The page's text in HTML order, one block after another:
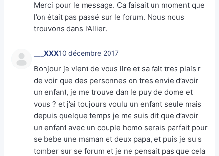
Merci pour le message. Ca faisait un moment que
l’on était pas passé sur le forum. Nous nous
trouvons dans l’Allier.
___XXX10 décembre 2017
Bonjour je vient de vous lire et sa fait tres plaisir
de voir que des personnes on tres envie d’avoir
un enfant, je me trouve dan le puy de dome et
vous ? et j’ai toujours voulu un enfant seule mais
depuis quelque temps je me suis dit que d’avoir
un enfant avec un couple homo serais parfait pour
se bebe une maman et deux papa, et puis je suis
tomber sur se forum et je ne pensait pas que cela